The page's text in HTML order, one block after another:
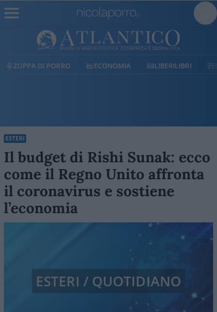
ECONOMIA LIBERILIBRI SHOP SOSTIENICI
ESTERI
Il budget di Rishi Sunak: ecco
come il Regno Unito affronta
il coronavirus e sostiene
l’economia
ESTERI / QUOTIDIANO